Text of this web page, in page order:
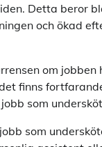
Detta beror
och ökad
om jobben
finns
som
som